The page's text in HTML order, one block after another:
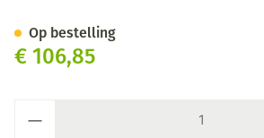
€ 106,85
Op bestelling